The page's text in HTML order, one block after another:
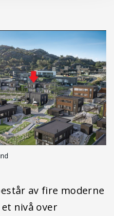
av fire moderne
nivå over